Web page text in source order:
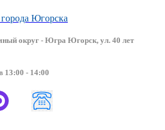
Югорска
округ - Югра Югорск, ул. 40 лет
13:00 - 14:00